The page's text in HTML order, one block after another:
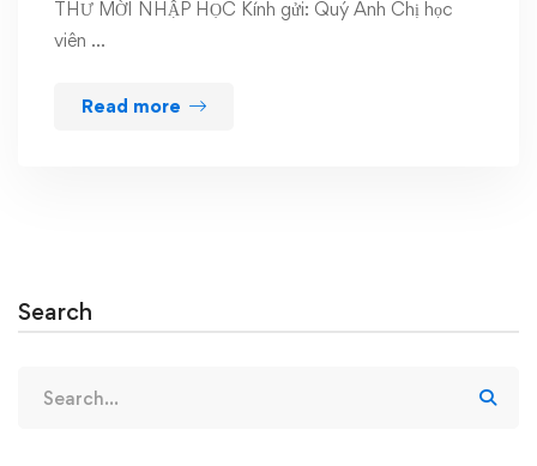
THƯ MỜI NHẬP HỌC Kính gửi: Quý Anh Chị học
viên …
Read more
Search
for: